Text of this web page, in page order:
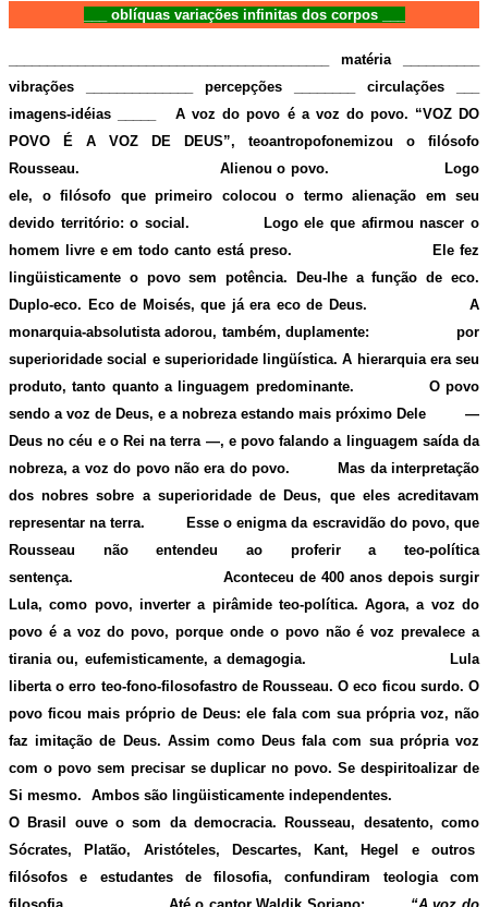
___ oblíquas variações infinitas dos corpos ___
__________________________________________ matéria __________
vibrações ______________ percepções ________ circulações ___
imagens-idéias _____ A voz do povo é a voz do povo. “VOZ DO
POVO É A VOZ DE DEUS”, teoantropofonemizou o filósofo
Rousseau. Alienou o povo. Logo
ele, o filósofo que primeiro colocou o termo alienação em seu
devido território: o social. Logo ele que afirmou nascer o
homem livre e em todo canto está preso. Ele fez
lingüisticamente o povo sem potência. Deu-lhe a função de eco.
Duplo-eco. Eco de Moisés, que já era eco de Deus. A
monarquia-absolutista adorou, também, duplamente: por
superioridade social e superioridade lingüística. A hierarquia era seu
produto, tanto quanto a linguagem predominante. O povo
sendo a voz de Deus, e a nobreza estando mais próximo Dele —
Deus no céu e o Rei na terra —, e povo falando a linguagem saída da
nobreza, a voz do povo não era do povo. Mas da interpretação
dos nobres sobre a superioridade de Deus, que eles acreditavam
representar na terra. Esse o enigma da escravidão do povo, que
Rousseau não entendeu ao proferir a teo-política
sentença. Aconteceu de 400 anos depois surgir
Lula, como povo, inverter a pirâmide teo-política. Agora, a voz do
povo é a voz do povo, porque onde o povo não é voz prevalece a
tirania ou, eufemisticamente, a demagogia. Lula
liberta o erro teo-fono-filosofastro de Rousseau. O eco ficou surdo. O
povo ficou mais próprio de Deus: ele fala com sua própria voz, não
faz imitação de Deus. Assim como Deus fala com sua própria voz
com o povo sem precisar se duplicar no povo. Se despiritoalizar de
Si mesmo. Ambos são lingüisticamente independentes.
O Brasil ouve o som da democracia. Rousseau, desatento, como
Sócrates, Platão, Aristóteles, Descartes, Kant, Hegel e outros
filósofos e estudantes de filosofia, confundiram teologia com